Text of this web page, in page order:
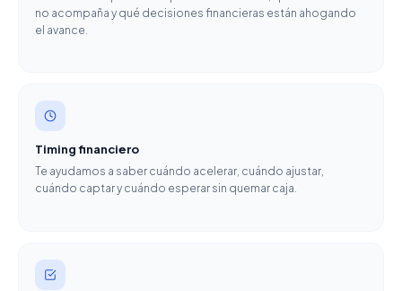
no acompaña y qué decisiones financieras están ahogando
el avance.
Timing financiero
Te ayudamos a saber cuándo acelerar, cuándo ajustar,
cuándo captar y cuándo esperar sin quemar caja.